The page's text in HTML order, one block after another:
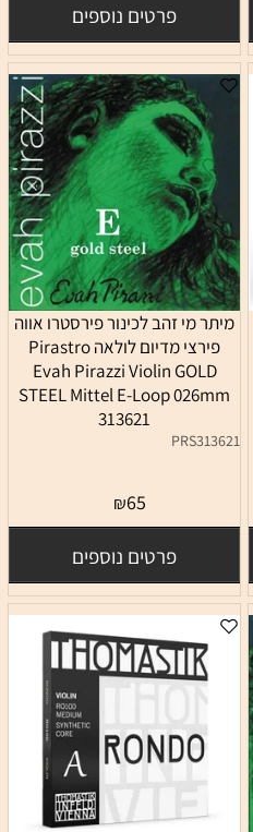
פרטים נוספים
מיתר מי זהב לכינור פירסטרו אווה
פירצי מדיום לולאה Pirastro
Evah Pirazzi Violin GOLD
STEEL Mittel E-Loop 026mm
313621
PRS313621
₪65
פרטים נוספים